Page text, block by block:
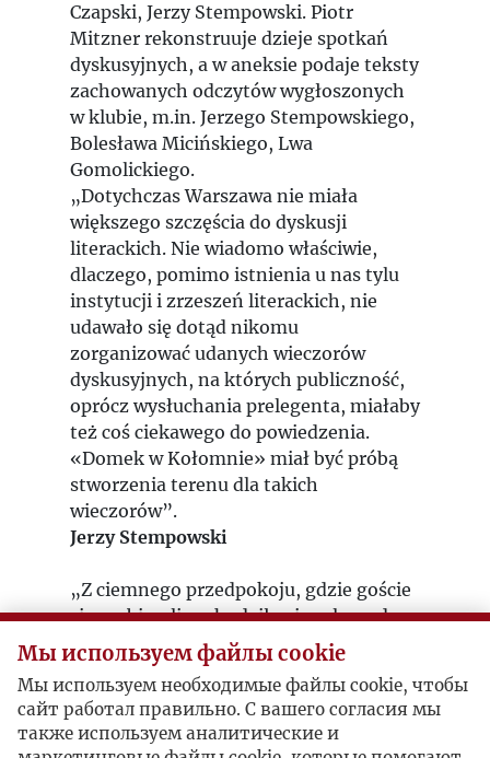
Czapski, Jerzy Stempowski. Piotr
Mitzner rekonstruuje dzieje spotkań
dyskusyjnych, a w aneksie podaje teksty
zachowanych odczytów wygłoszonych
w klubie, m.in. Jerzego Stempowskiego,
Bolesława Micińskiego, Lwa
Gomolickiego.
„Dotychczas Warszawa nie miała
większego szczęścia do dyskusji
literackich. Nie wiadomo właściwie,
dlaczego, pomimo istnienia u nas tylu
instytucji i zrzeszeń literackich, nie
udawało się dotąd nikomu
zorganizować udanych wieczorów
dyskusyjnych, na których publiczność,
oprócz wysłuchania prelegenta, miałaby
też coś ciekawego do powiedzenia.
«Domek w Kołomnie» miał być próbą
stworzenia terenu dla takich
wieczorów”.
Jerzy Stempowski
„Z ciemnego przedpokoju, gdzie goście
się rozbierali, wchodziło się w lewo do
sporego dwuokiennego pokoju, słabo
oświetlonego jedynie lampą u sufitu i
ascetycznie umeblowanego długim
stołem i kilkunastoma krzesłami”.
Halina Micińska-Kenarowa
Мы используем файлы cookie
Мы используем необходимые файлы cookie, чтобы
сайт работал правильно. С вашего согласия мы
также используем аналитические и